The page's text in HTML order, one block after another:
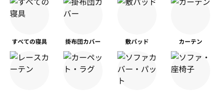
すべての寝具 掛布団カバー 敷パッド カーテン